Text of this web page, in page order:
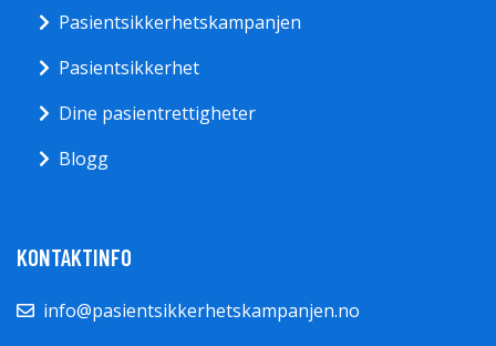
Pasientsikkerhetskampanjen
Pasientsikkerhet
Dine pasientrettigheter
Blogg
KONTAKTINFO
info@pasientsikkerhetskampanjen.no